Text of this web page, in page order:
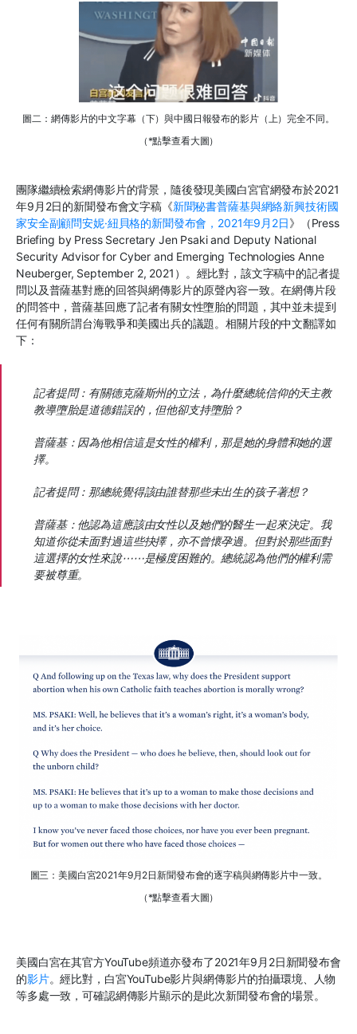
圖二：網傳影片的中文字幕（下）與中國日報發布的影片（上）完全不同。
（*點擊查看大圖）
團隊繼續檢索網傳影片的背景，隨後發現美國白宮官網發布於2021
年9月2日的新聞發布會文字稿《新聞秘書普薩基與網絡新興技術國
家安全副顧問安妮·紐貝格的新聞發布會，2021年9月2日》（Press
Briefing by Press Secretary Jen Psaki and Deputy National
Security Advisor for Cyber and Emerging Technologies Anne
Neuberger, September 2, 2021）。經比對，該文字稿中的記者提
問以及普薩基對應的回答與網傳影片的原聲內容一致。在網傳片段
的問答中，普薩基回應了記者有關女性墮胎的問題，其中並未提到
任何有關所謂台海戰爭和美國出兵的議題。相關片段的中文翻譯如
下：
記者提問：有關德克薩斯州的立法，為什麼總統信仰的天主教
教導墮胎是道德錯誤的，但他卻支持墮胎？
普薩基：因為他相信這是女性的權利，那是她的身體和她的選
擇。
記者提問：那總統覺得該由誰替那些未出生的孩子著想？
普薩基：他認為這應該由女性以及她們的醫生一起來決定。我
知道你從未面對過這些抉擇，亦不曾懷孕過。但對於那些面對
這選擇的女性來說⋯⋯是極度困難的。總統認為他們的權利需
要被尊重。
圖三：美國白宮2021年9月2日新聞發布會的逐字稿與網傳影片中一致。
（*點擊查看大圖）
美國白宮在其官方YouTube頻道亦發布了2021年9月2日新聞發布會
的影片。經比對，白宮YouTube影片與網傳影片的拍攝環境、人物
等多處一致，可確認網傳影片顯示的是此次新聞發布會的場景。